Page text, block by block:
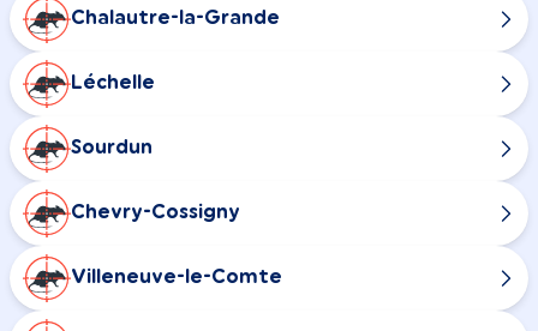
Chalautre-la-Grande
Léchelle
Sourdun
Chevry-Cossigny
Villeneuve-le-Comte